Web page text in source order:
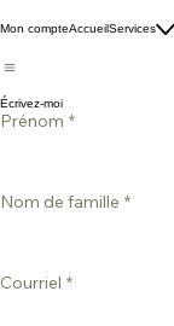
Mon compteAccueilServices
Écrivez-moi
Prénom *
Nom de famille *
Courriel *